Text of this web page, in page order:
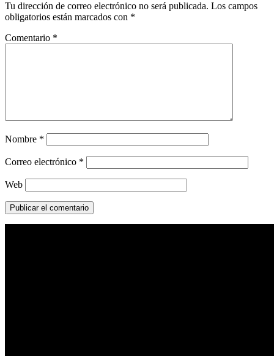
Tu dirección de correo electrónico no será publicada. Los campos
obligatorios están marcados con *
Comentario *
Nombre *
Correo electrónico *
Web